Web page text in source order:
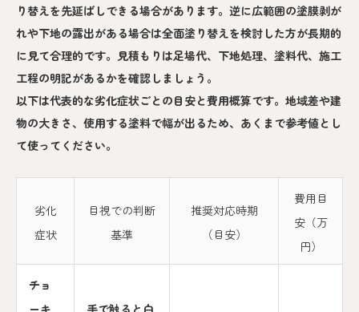
り替えを先延ばしできる場合があります。逆に広範囲の塗膜剥が
れや下地の露出がある場合は全面塗り替えを検討した方が長期的
に見て合理的です。見積もりは足場代、下地処理、塗料代、施工
工程の明記があるかを確認しましょう。
以下は代表的な劣化症状ごとの目安と費用概算です。地域差や建
物の大きさ、使用する塗料で幅が出るため、あくまで参考値とし
て使ってください。
劣化
症状
目視での判断
基準
推奨対応時期
（目安）
費用目
安（万
円）
チョ
ーキ
手で触ると白